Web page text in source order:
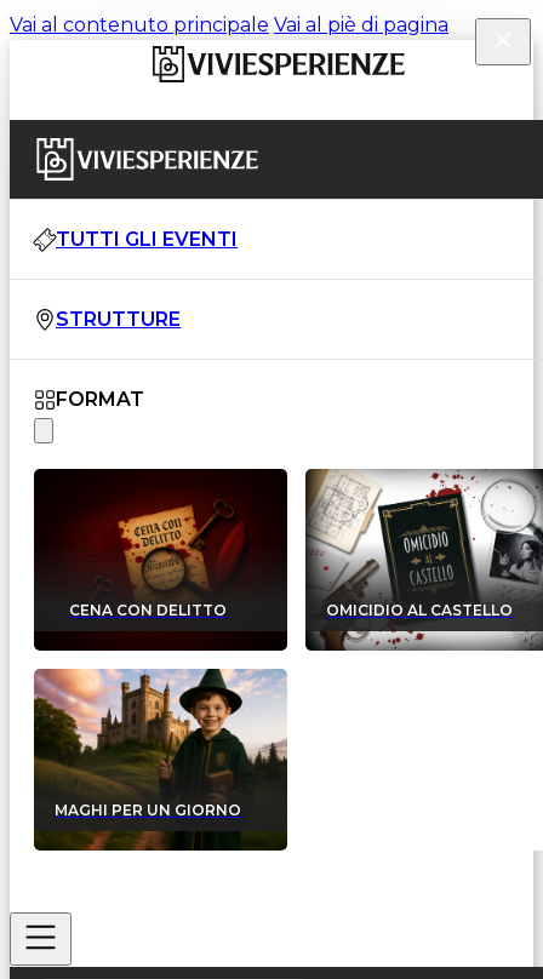
Vai al contenuto principale Vai al piè di pagina
TUTTI GLI EVENTI
STRUTTURE
FORMAT
CENA CON DELITTO OMICIDIO AL CASTELLO
MAGHI PER UN GIORNO